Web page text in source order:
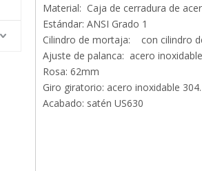
Material: Caja de cerradura de
Estándar: ANSI Grado 1
Cilindro de mortaja: con cilindro
Ajuste de palanca: acero
Rosa: 62mm
Giro giratorio: acero inoxidable 304.
Acabado: satén US630